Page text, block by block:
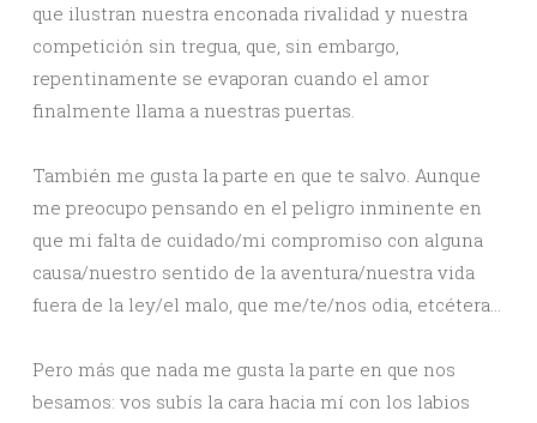
que ilustran nuestra enconada rivalidad y nuestra
competición sin tregua, que, sin embargo,
repentinamente se evaporan cuando el amor
finalmente llama a nuestras puertas.
También me gusta la parte en que te salvo. Aunque
me preocupo pensando en el peligro inminente en
que mi falta de cuidado/mi compromiso con alguna
causa/nuestro sentido de la aventura/nuestra vida
fuera de la ley/el malo, que me/te/nos odia, etcétera…
Pero más que nada me gusta la parte en que nos
besamos: vos subís la cara hacia mí con los labios